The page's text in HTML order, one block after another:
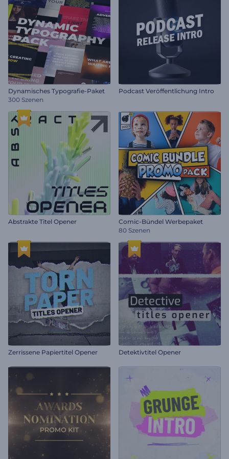
Dynamisches Typografie-Paket
300 Szenen
Podcast Veröffentlichung Intro
Abstrakte Titel Opener
Comic-Bündel Werbepaket
80 Szenen
Zerrissene Papiertitel Opener Detektivtitel Opener